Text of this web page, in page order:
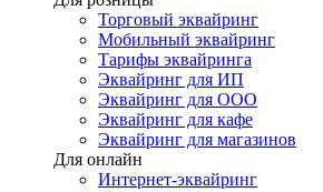
Торговый эквайринг
Мобильный эквайринг
Тарифы эквайринга
Эквайринг для ИП
Эквайринг для ООО
Эквайринг для кафе
Эквайринг для магазинов
Для онлайн
Интернет-эквайринг